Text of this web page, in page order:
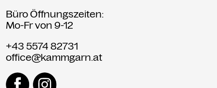
Büro Öffnungszeiten:
Mo-Fr von 9-12
+43 5574 82731
office@kammgarn.at